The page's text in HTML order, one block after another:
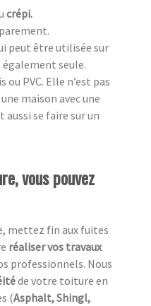
crépi.
peut être utilisée sur
également seule.
ou PVC. Elle n’est pas
maison avec une
aussi se faire sur un
vous pouvez
mettez fin aux fuites
réaliser vos travaux
professionnels. Nous
de votre toiture en
(Asphalt, Shingl,